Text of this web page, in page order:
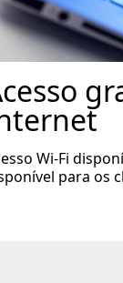
Wi-Fi
para os